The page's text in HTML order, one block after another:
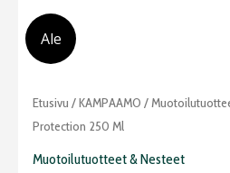
Ale
Etusivu /KAMPAAMO /
Protection 250 Ml
Muotoilutuotteet & Nesteet
Alkuperäinen
hinta
Nykyinen
Forme
Heat
Protection